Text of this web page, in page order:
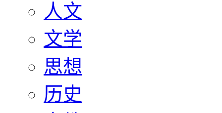
人文
文学
思想
历史